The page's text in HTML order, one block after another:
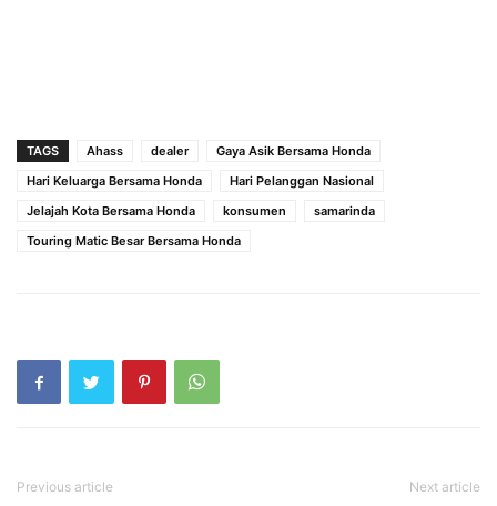
TAGS Ahass dealer
Gaya Asik Bersama Honda
Hari Keluarga Bersama Honda
Hari Pelanggan Nasional
Jelajah Kota Bersama Honda
konsumen
samarinda
Touring Matic Besar Bersama Honda
Previous article Next article